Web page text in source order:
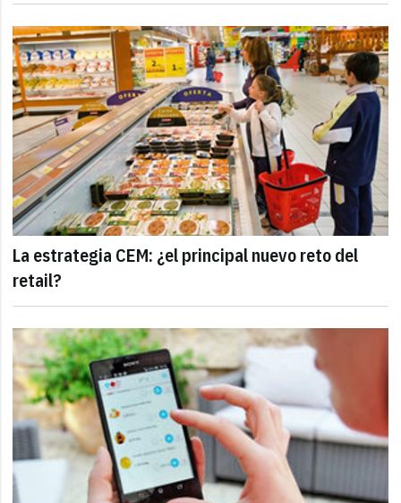
La estrategia CEM: ¿el principal nuevo reto del
retail?